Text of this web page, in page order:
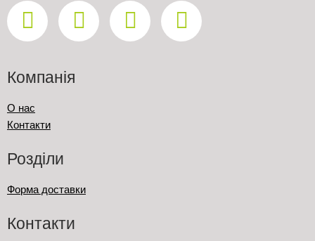
Компанія
О нас
Контакти
Розділи
Форма доставки
Контакти